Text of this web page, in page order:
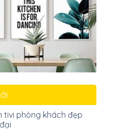
tivi phòng khách đẹp